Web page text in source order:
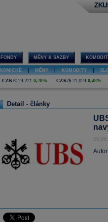
MĚNY & SAZBY
MĚNY KOMODITY
CZK/€ 24,221 0,20% CZK/$ 21,024 0,48%
Detail - články